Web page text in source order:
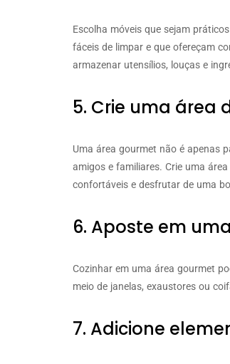
Escolha móveis que sejam
fáceis de limpar e que ofereçam
armazenar utensílios, louças e
5. Crie uma área
Uma área gourmet não é apenas
amigos e familiares. Crie uma
confortáveis e desfrutar de uma
6. Aposte em
Cozinhar em uma área gourmet
meio de janelas, exaustores ou
7. Adicione